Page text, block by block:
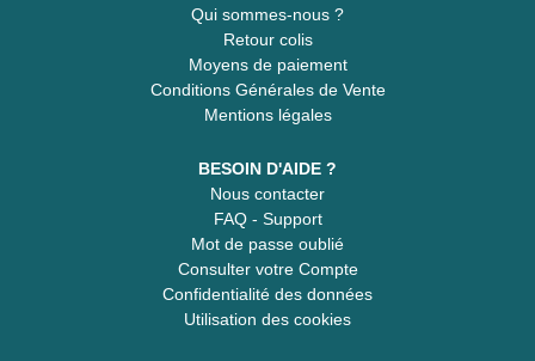
Qui sommes-nous ?
Retour colis
Moyens de paiement
Conditions Générales de Vente
Mentions légales
BESOIN D'AIDE ?
Nous contacter
FAQ - Support
Mot de passe oublié
Consulter votre Compte
Confidentialité des données
Utilisation des cookies